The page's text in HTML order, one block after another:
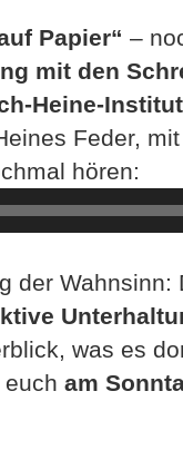
Papier“ –
mit den
Heine-Institut
Feder,
hören:
der Wahnsinn:
was es
euch am